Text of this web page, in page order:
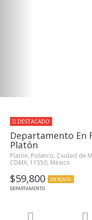
DESTACADO
Departamento En
Platón
Platón, Polanco, Ciudad de
CDMX, 11550, Mexico
$59,800
EN RENTA
DEPARTAMENTO